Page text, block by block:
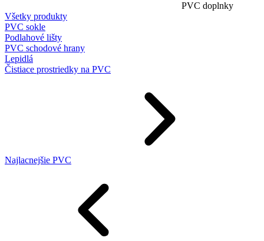
PVC doplnky
Všetky produkty
PVC sokle
Podlahové lišty
PVC schodové hrany
Lepidlá
Čistiace prostriedky na PVC
Najlacnejšie PVC